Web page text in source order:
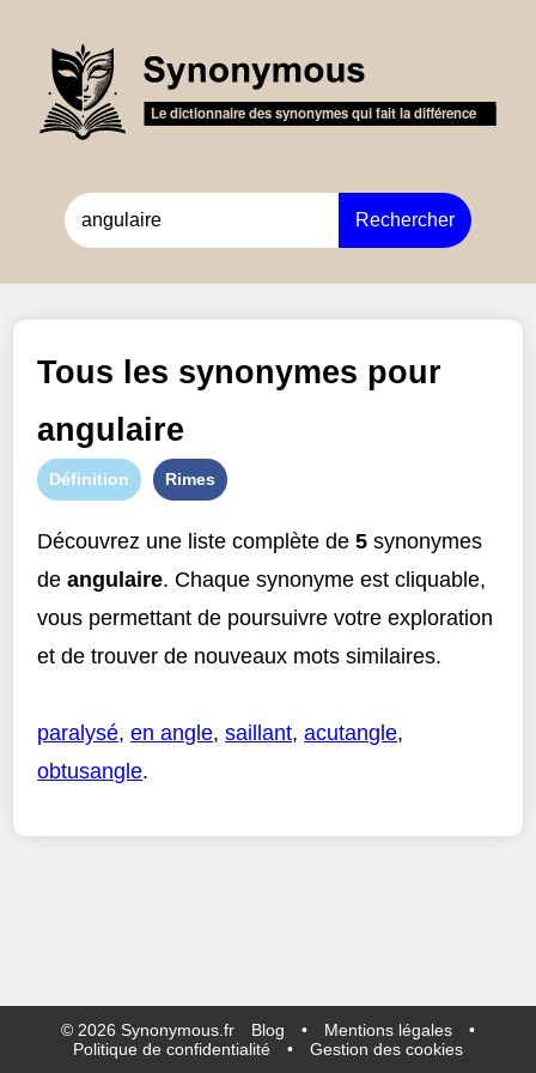
Rechercher
Tous les synonymes pour
angulaire
Définition Rimes
Découvrez une liste complète de5 synonymes
deangulaire. Chaque synonyme est cliquable,
vous permettant de poursuivre votre exploration
et de trouver de nouveaux mots similaires.
paralysé,en angle,saillant,acutangle,
obtusangle.
© 2026 Synonymous.fr Blog • Mentions légales
•
Politique de confidentialité
• Gestion des cookies